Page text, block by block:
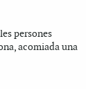
persones
acomiada una